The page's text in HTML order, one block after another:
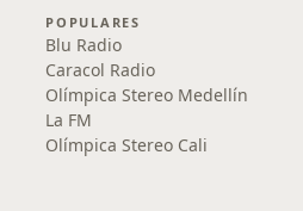
POPULARES
Blu Radio
Caracol Radio
Olímpica Stereo Medellín
La FM
Olímpica Stereo Cali